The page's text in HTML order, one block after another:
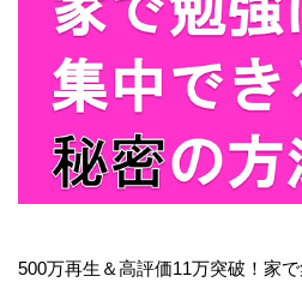
500万再生＆高評価11万突破！家